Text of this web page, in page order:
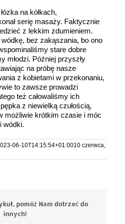
na kółkach,
serię masaży. Faktycznie
z lekkim zdumieniem.
bez zakąszania, bo ono
stare dobre
młodzi. Później przyszły
na próbę nasze
z kobietami w przekonaniu,
to zawsze prowadzi
też całowaliśmy ich
z niewielką czułością,
możliwie krótkim czasie i móc
wódki.
06-10T14:15:54+01:0010 czerwca,
pomóż Nam dotrzeć do
innych!